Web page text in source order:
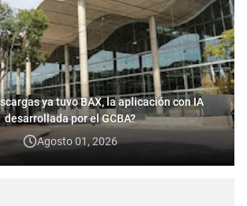
ya tuvo BAX, la aplicación con IA
desarrollada por el GCBA?
Agosto 01, 2026